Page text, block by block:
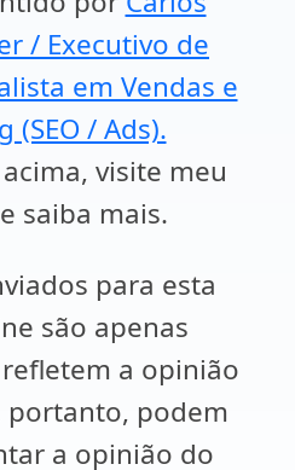
/ Executivo de
em Vendas e
(SEO / Ads).
visite meu
saiba mais.
para esta
são apenas
a opinião
portanto, podem
a opinião do